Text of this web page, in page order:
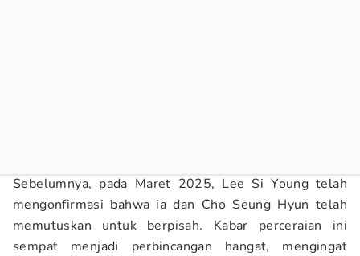
Sebelumnya, pada Maret 2025, Lee Si Young telah
mengonfirmasi bahwa ia dan Cho Seung Hyun telah
memutuskan untuk berpisah. Kabar perceraian ini
sempat menjadi perbincangan hangat, mengingat